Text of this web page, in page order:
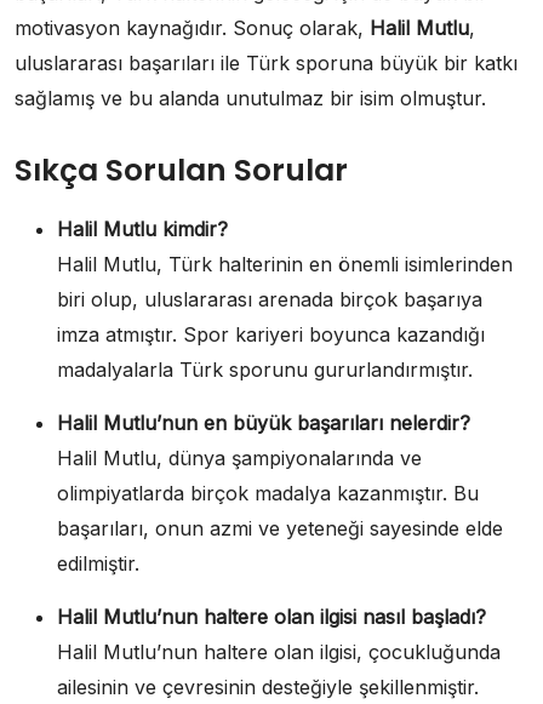
motivasyon kaynağıdır. Sonuç olarak, Halil Mutlu,
uluslararası başarıları ile Türk sporuna büyük bir katkı
sağlamış ve bu alanda unutulmaz bir isim olmuştur.
Sıkça Sorulan Sorular
Halil Mutlu kimdir?
Halil Mutlu, Türk halterinin en önemli isimlerinden
biri olup, uluslararası arenada birçok başarıya
imza atmıştır. Spor kariyeri boyunca kazandığı
madalyalarla Türk sporunu gururlandırmıştır.
Halil Mutlu’nun en büyük başarıları nelerdir?
Halil Mutlu, dünya şampiyonalarında ve
olimpiyatlarda birçok madalya kazanmıştır. Bu
başarıları, onun azmi ve yeteneği sayesinde elde
edilmiştir.
Halil Mutlu’nun haltere olan ilgisi nasıl başladı?
Halil Mutlu’nun haltere olan ilgisi, çocukluğunda
ailesinin ve çevresinin desteğiyle şekillenmiştir.